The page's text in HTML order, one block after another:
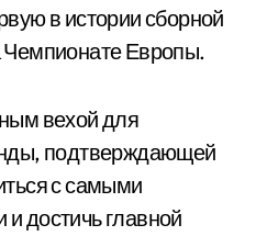
в истории сборной
Чемпионате Европы.
вехой для
подтверждающей
с самыми
достичь главной